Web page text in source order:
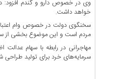
خواهد داشت.
مردم است و این موضوع بخشی از
مهاجرانی در رابطه با سهام
سرمایه‌های خرد برای تولید